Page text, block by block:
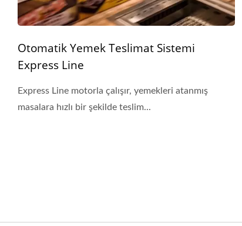
Otomatik Yemek Teslimat Sistemi
Express Line
Express Line motorla çalışır, yemekleri atanmış
masalara hızlı bir şekilde teslim...